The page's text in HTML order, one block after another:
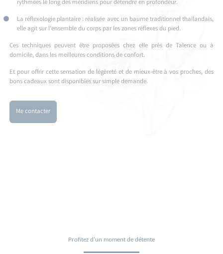
rythmées le long des méridiens pour détendre en profondeur.
La réflexologie plantaire : réalisée avec un baume traditionnel thaïlandais,
elle agit sur l’ensemble du corps par les zones réflexes du pied.
Ces techniques peuvent être proposées chez elle près de Talence ou à
domicile, dans les meilleures conditions de confort.
Et pour offrir cette sensation de légèreté et de mieux-être à vos proches, des
bons cadeaux sont disponibles sur simple demande.
Me contacter
Profitez d’un moment de détente